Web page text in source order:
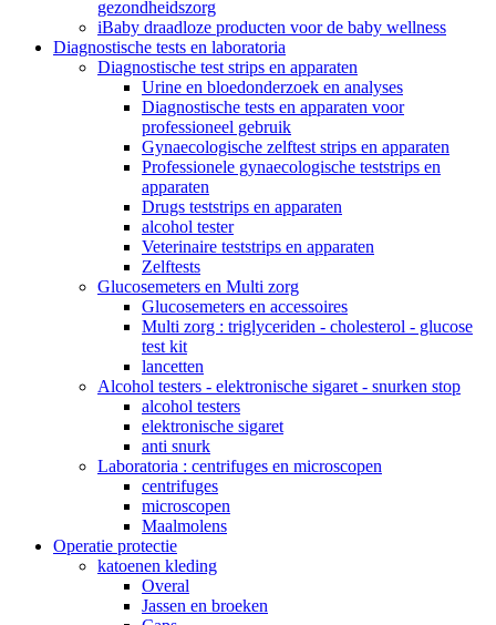
gezondheidszorg
iBaby draadloze producten voor de baby wellness
Diagnostische tests en laboratoria
Diagnostische test strips en apparaten
Urine en bloedonderzoek en analyses
Diagnostische tests en apparaten voor
professioneel gebruik
Gynaecologische zelftest strips en apparaten
Professionele gynaecologische teststrips en
apparaten
Drugs teststrips en apparaten
alcohol tester
Veterinaire teststrips en apparaten
Zelftests
Glucosemeters en Multi zorg
Glucosemeters en accessoires
Multi zorg : triglyceriden - cholesterol - glucose
test kit
lancetten
Alcohol testers - elektronische sigaret - snurken stop
alcohol testers
elektronische sigaret
anti snurk
Laboratoria : centrifuges en microscopen
centrifuges
microscopen
Maalmolens
Operatie protectie
katoenen kleding
Overal
Jassen en broeken